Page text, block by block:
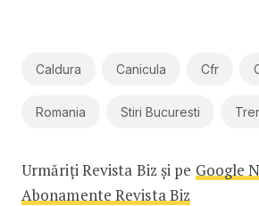
Caldura Canicula Cfr
Romania Stiri Bucuresti
Urmăriți Revista Biz și pe Google
Abonamente Revista Biz